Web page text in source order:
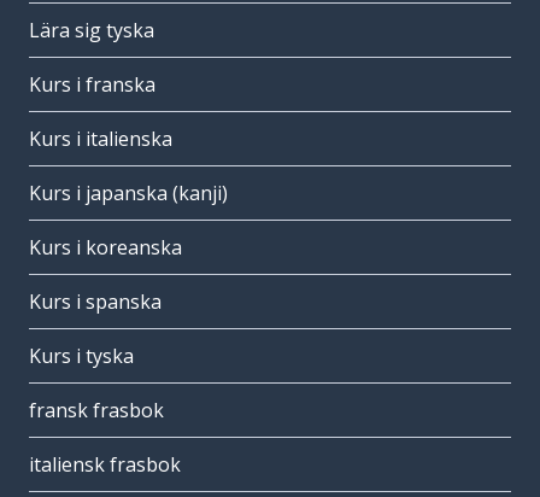
Lära sig tyska
Kurs i franska
Kurs i italienska
Kurs i japanska (kanji)
Kurs i koreanska
Kurs i spanska
Kurs i tyska
fransk frasbok
italiensk frasbok